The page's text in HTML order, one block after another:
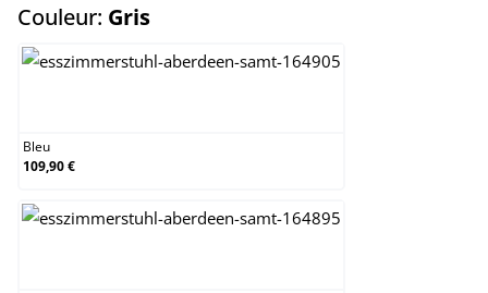
Couleur: Grisselect
Bleu
109,90 €